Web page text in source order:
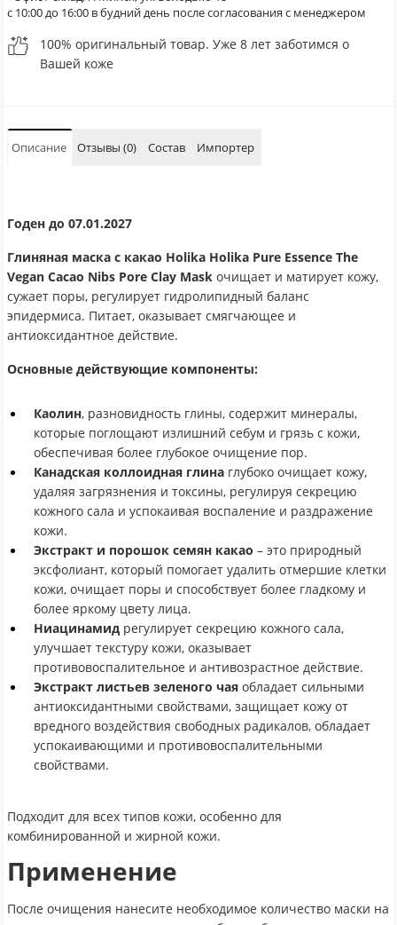
с 10:00 до 16:00 в будний день после согласования с менеджером
100% оригинальный товар. Уже 8 лет заботимся о
Вашей коже
Описание Отзывы (0) Состав Импортер
Годен до 07.01.2027
Глиняная маска с какао Holika Holika Pure Essence The
Vegan Cacao Nibs Pore Clay Mask очищает и матирует кожу,
сужает поры, регулирует гидролипидный баланс
эпидермиса. Питает, оказывает смягчающее и
антиоксидантное действие.
Основные действующие компоненты:
Каолин, разновидность глины, содержит минералы,
которые поглощают излишний себум и грязь с кожи,
обеспечивая более глубокое очищение пор.
Канадская коллоидная глина глубоко очищает кожу,
удаляя загрязнения и токсины, регулируя секрецию
кожного сала и успокаивая воспаление и раздражение
кожи.
Экстракт и порошок семян какао – это природный
эксфолиант, который помогает удалить отмершие клетки
кожи, очищает поры и способствует более гладкому и
более яркому цвету лица.
Ниацинамид регулирует секрецию кожного сала,
улучшает текстуру кожи, оказывает
противовоспалительное и антивозрастное действие.
Экстракт листьев зеленого чая обладает сильными
антиоксидантными свойствами, защищает кожу от
вредного воздействия свободных радикалов, обладает
успокаивающими и противовоспалительными
свойствами.
Подходит для всех типов кожи, особенно для
комбинированной и жирной кожи.
Применение
После очищения нанесите необходимое количество маски на